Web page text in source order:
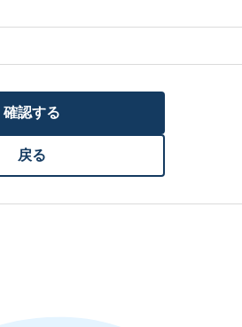
戻る
確認する